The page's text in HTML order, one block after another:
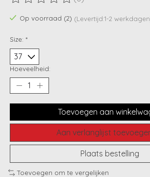
De beoordeling van dit product is
Op voorraad (2) (Levertijd:1-2
Size: *
Hoeveelheid:
Toevoegen aan
Aan verlanglijst
Plaats bestelling
Toevoegen om te vergelijken